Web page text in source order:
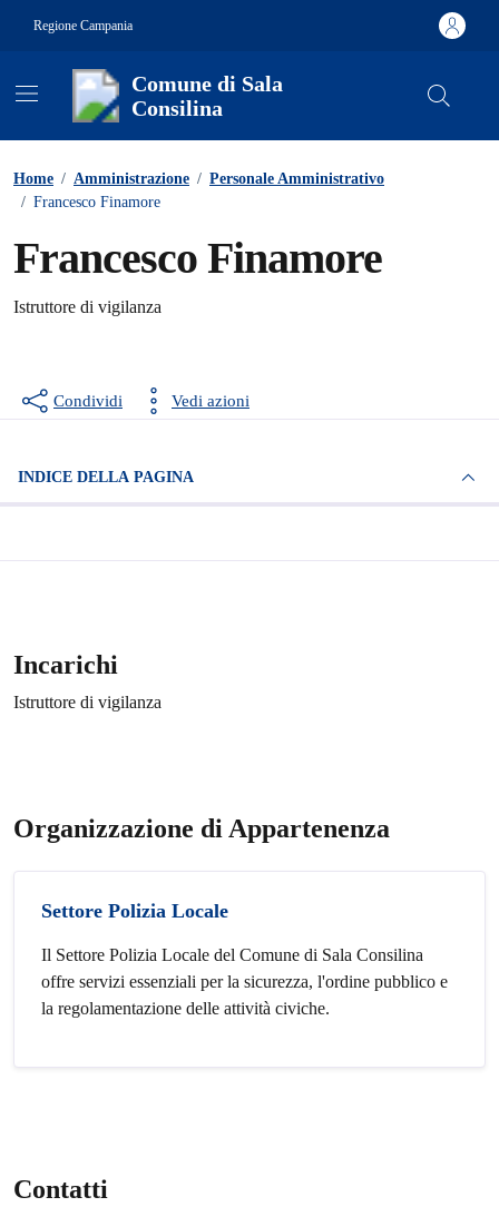
Regione Campania
Comune di Sala
Consilina
Home / Amministrazione / Personale Amministrativo
/ Francesco Finamore
Francesco Finamore
Istruttore di vigilanza
Condividi Vedi azioni
INDICE DELLA PAGINA
Incarichi
Istruttore di vigilanza
Organizzazione di Appartenenza
Settore Polizia Locale
Il Settore Polizia Locale del Comune di Sala Consilina
offre servizi essenziali per la sicurezza, l'ordine pubblico e
la regolamentazione delle attività civiche.
Contatti